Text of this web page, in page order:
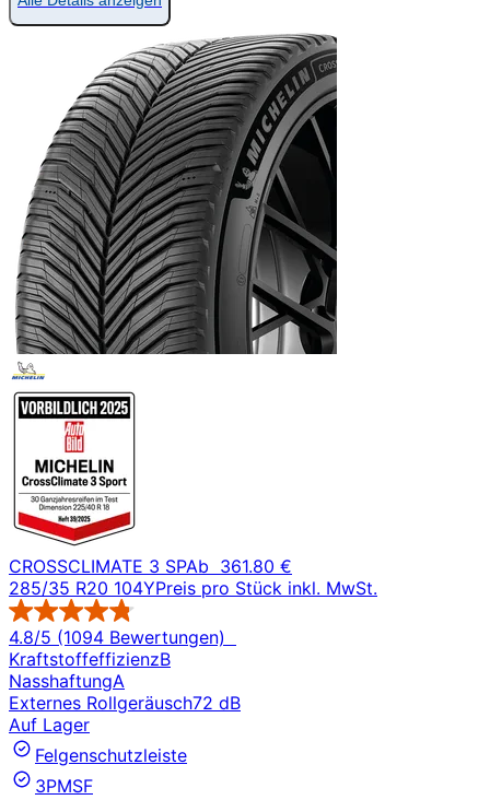
CROSSCLIMATE 3 SPAb 361.80 €
285/35 R20 104YPreis pro Stück inkl. MwSt.
4.8/5 (1094 Bewertungen)
KraftstoffeffizienzB
NasshaftungA
Externes Rollgeräusch72 dB
Auf Lager
Felgenschutzleiste
3PMSF